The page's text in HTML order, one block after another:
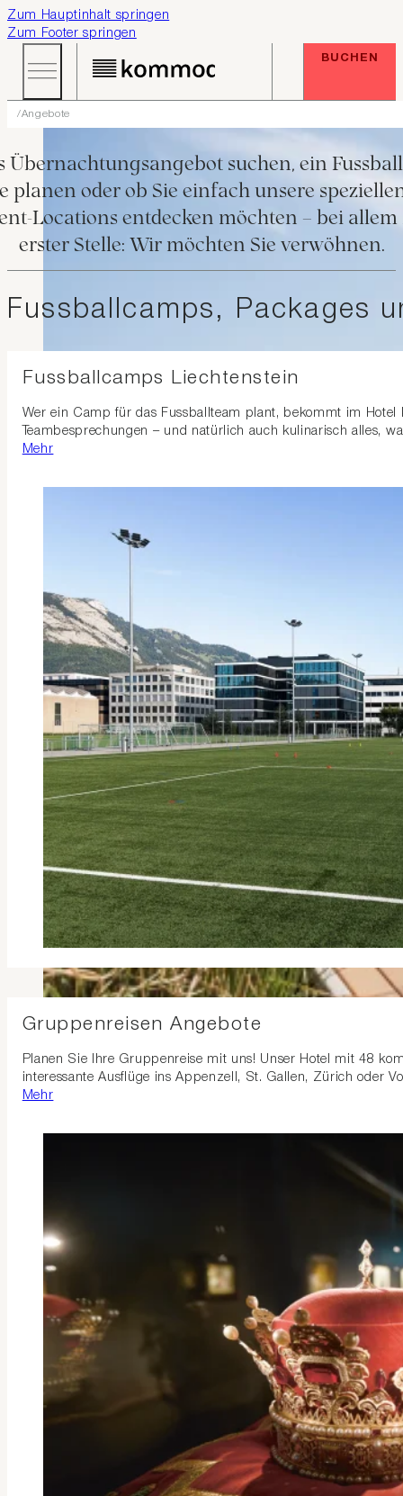
Zum Hauptinhalt springen
Zum Footer springen
BUCHEN
Angebote
Übernachtungsangebot suchen, ein
planen oder ob Sie einfach unsere
Locations entdecken möchten – bei
erster Stelle: Wir möchten Sie verwöhnen.
Fussballcamps, Packages
Fussballcamps Liechtenstein
Wer ein Camp für das Fussballteam plant, bekommt im
Teambesprechungen – und natürlich auch kulinarisch alles,
Mehr
Gruppenreisen Angebote
Planen Sie Ihre Gruppenreise mit uns! Unser Hotel mit 48
interessante Ausflüge ins Appenzell, St. Gallen, Zürich oder
Mehr